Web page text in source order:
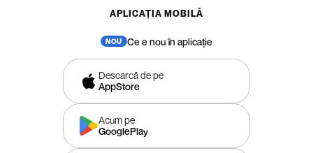
APLICAȚIA MOBILĂ
Ce e nou în aplicație
Descarcă de pe
AppStore
Acum pe
GooglePlay